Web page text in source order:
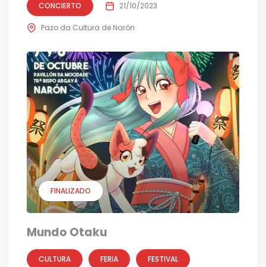
CONCIERTO 21/10/2023
Pazo da Cultura de Narón
FINALIZADO
Mundo Otaku
CULTURA FERIA FESTIVAL